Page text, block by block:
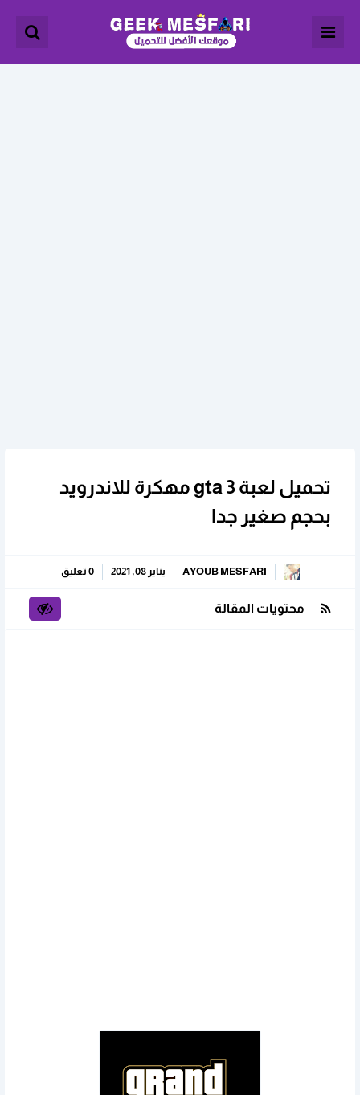
تحميل لعبة gta 3 مهكرة للاندرويد
بحجم صغير جدا
AYOUB MESFARI يناير 08, 2021 0 تعليق
محتويات المقالة